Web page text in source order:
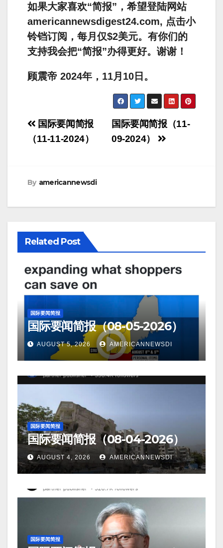
如果大家喜欢“简报”，希望登陆网站
americannewsdigest24.com, 点击小
铃铛订阅，每月仅$2美元。有你们的
支持我会把“简报”办得更好。谢谢！
顾震帝 2024年，11月10日。
Post
navigation
国际要闻简报（11-
09-2024）
国际要闻简报
（11-11-2024）
By americannewsdi
Related Post
国际要闻简报
国际要闻简报（08-05-2026）
AUGUST 5, 2026 AMERICANNEWSDI
国际要闻简报
国际要闻简报（08-04-2026）
AUGUST 4, 2026 AMERICANNEWSDI
国际要闻简报